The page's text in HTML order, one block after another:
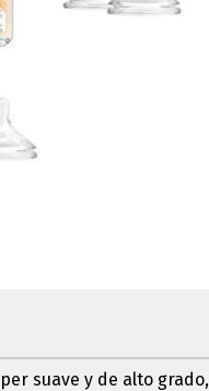
suave y de alto